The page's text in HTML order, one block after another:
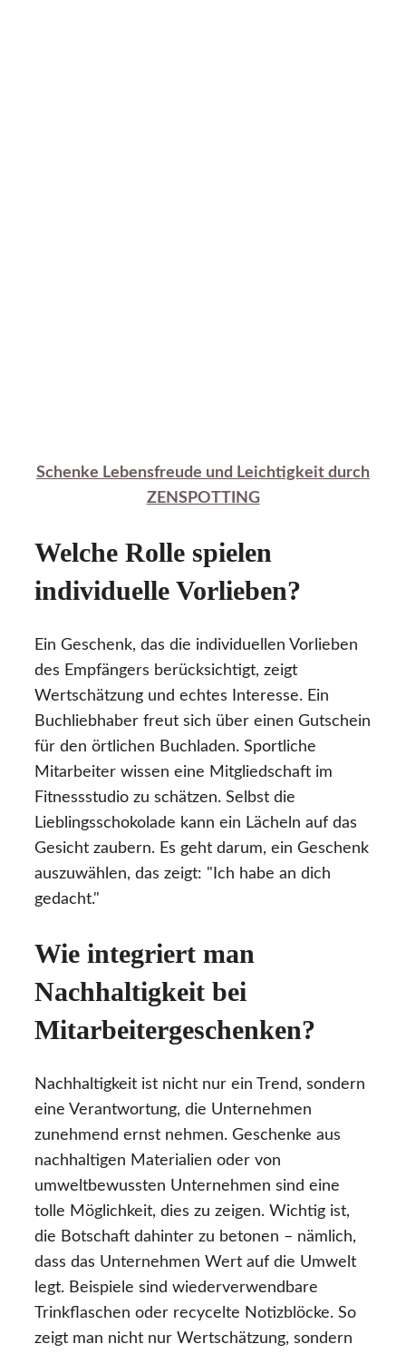
Schenke Lebensfreude und Leichtigkeit durch
ZENSPOTTING
Welche Rolle spielen
individuelle Vorlieben?
Ein Geschenk, das die individuellen Vorlieben
des Empfängers berücksichtigt, zeigt
Wertschätzung und echtes Interesse. Ein
Buchliebhaber freut sich über einen Gutschein
für den örtlichen Buchladen. Sportliche
Mitarbeiter wissen eine Mitgliedschaft im
Fitnessstudio zu schätzen. Selbst die
Lieblingsschokolade kann ein Lächeln auf das
Gesicht zaubern. Es geht darum, ein Geschenk
auszuwählen, das zeigt: "Ich habe an dich
gedacht."
Wie integriert man
Nachhaltigkeit bei
Mitarbeitergeschenken?
Nachhaltigkeit ist nicht nur ein Trend, sondern
eine Verantwortung, die Unternehmen
zunehmend ernst nehmen. Geschenke aus
nachhaltigen Materialien oder von
umweltbewussten Unternehmen sind eine
tolle Möglichkeit, dies zu zeigen. Wichtig ist,
die Botschaft dahinter zu betonen – nämlich,
dass das Unternehmen Wert auf die Umwelt
legt. Beispiele sind wiederverwendbare
Trinkflaschen oder recycelte Notizblöcke. So
zeigt man nicht nur Wertschätzung, sondern